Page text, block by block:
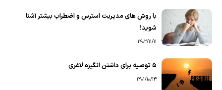
با روش های مدیریت استرس و اضطراب بیشتر آشنا
شوید!
1402/11/11
5 توصیه برای داشتن انگیزه لاغری
1401/10/14